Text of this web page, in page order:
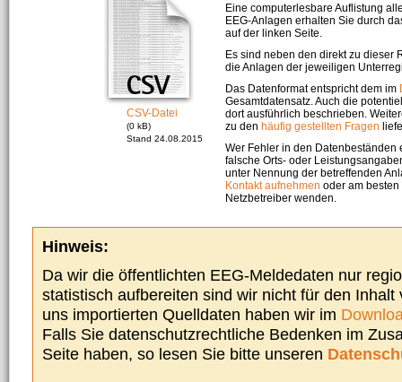
CSV-Datei
(0 kB)
Stand 24.08.2015
Eine computerlesbare Auflistung
EEG-Anlagen erhalten Sie durch
auf der linken Seite.
Es sind neben den direkt zu dieser
die Anlagen der jeweiligen
Das Datenformat entspricht dem im
Gesamtdatensatz. Auch die
dort ausführlich beschrieben.
zu den häufig gestellten Fragen
Wer Fehler in den Datenbeständen
falsche Orts- oder
unter Nennung der betreffenden
Kontakt aufnehmen oder am
Netzbetreiber wenden.
Hinweis:
Da wir die öffentlichten EEG-Meldedaten nur
statistisch aufbereiten sind wir nicht für den Inhalt
uns importierten Quelldaten haben wir im
Falls Sie datenschutzrechtliche Bedenken im
Seite haben, so lesen Sie bitte unseren